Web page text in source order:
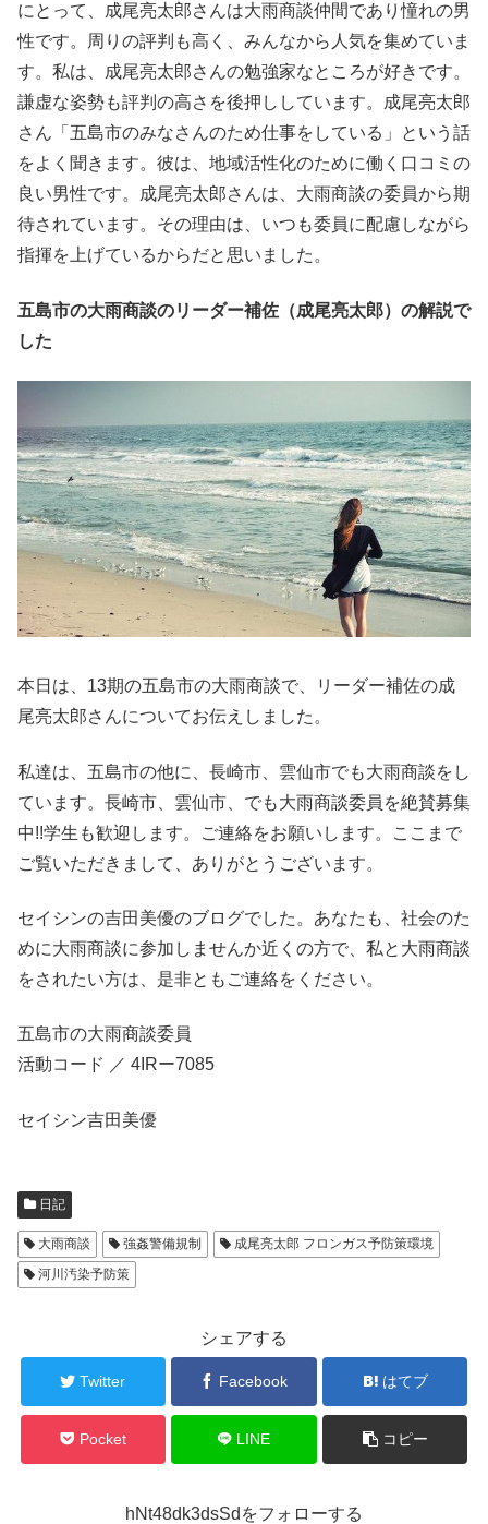
にとって、成尾亮太郎さんは大雨商談仲間であり憧れの男
性です。周りの評判も高く、みんなから人気を集めていま
す。私は、成尾亮太郎さんの勉強家なところが好きです。
謙虚な姿勢も評判の高さを後押ししています。成尾亮太郎
さん「五島市のみなさんのため仕事をしている」という話
をよく聞きます。彼は、地域活性化のために働く口コミの
良い男性です。成尾亮太郎さんは、大雨商談の委員から期
待されています。その理由は、いつも委員に配慮しながら
指揮を上げているからだと思いました。
五島市の大雨商談のリーダー補佐（成尾亮太郎）の解説で
した
本日は、13期の五島市の大雨商談で、リーダー補佐の成
尾亮太郎さんについてお伝えしました。
私達は、五島市の他に、長崎市、雲仙市でも大雨商談をし
ています。長崎市、雲仙市、でも大雨商談委員を絶賛募集
中!!学生も歓迎します。ご連絡をお願いします。ここまで
ご覧いただきまして、ありがとうございます。
セイシンの吉田美優のブログでした。あなたも、社会のた
めに大雨商談に参加しませんか近くの方で、私と大雨商談
をされたい方は、是非ともご連絡をください。
五島市の大雨商談委員
活動コード ／ 4IRー7085
セイシン吉田美優
日記
大雨商談 強姦警備規制
成尾亮太郎 フロンガス予防策環境
河川汚染予防策
シェアする
Twitter Facebook はてブ
Pocket LINE コピー
hNt48dk3dsSdをフォローする